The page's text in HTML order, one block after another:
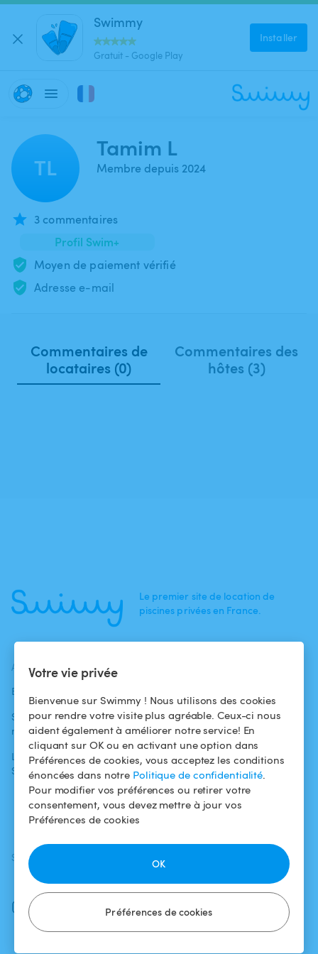
Votre vie privée
Bienvenue sur Swimmy ! Nous utilisons des cookies
pour rendre votre visite plus agréable. Ceux-ci nous
aident également à améliorer notre service! En
cliquant sur OK ou en activant une option dans
Préférences de cookies, vous acceptez les conditions
énoncées dans notre Politique de confidentialité.
Pour modifier vos préférences ou retirer votre
consentement, vous devez mettre à jour vos
Préférences de cookies
Préférences de cookies
OK
Swimmy
Gratuit - Google Play
Installer
TL
Tamim L
Membre depuis 2024
3 commentaires
Profil Swim+
Moyen de paiement vérifié
Adresse e-mail
Commentaires de
locataires (0)
Commentaires des
hôtes (3)
Le premier site de location de
piscines privées en France.
ACTUALITÉS
Blog
Swimmy dans les
médias
L'aventure
Swimmy
baigneurs
Pour les
propriétaires
Louer ma piscine
Comment ça
marche ?
Conditions
d'utilisation
Politique de
confidentialité
Mentions légales
SUIVEZ-NOUS
Facebook
Instagram